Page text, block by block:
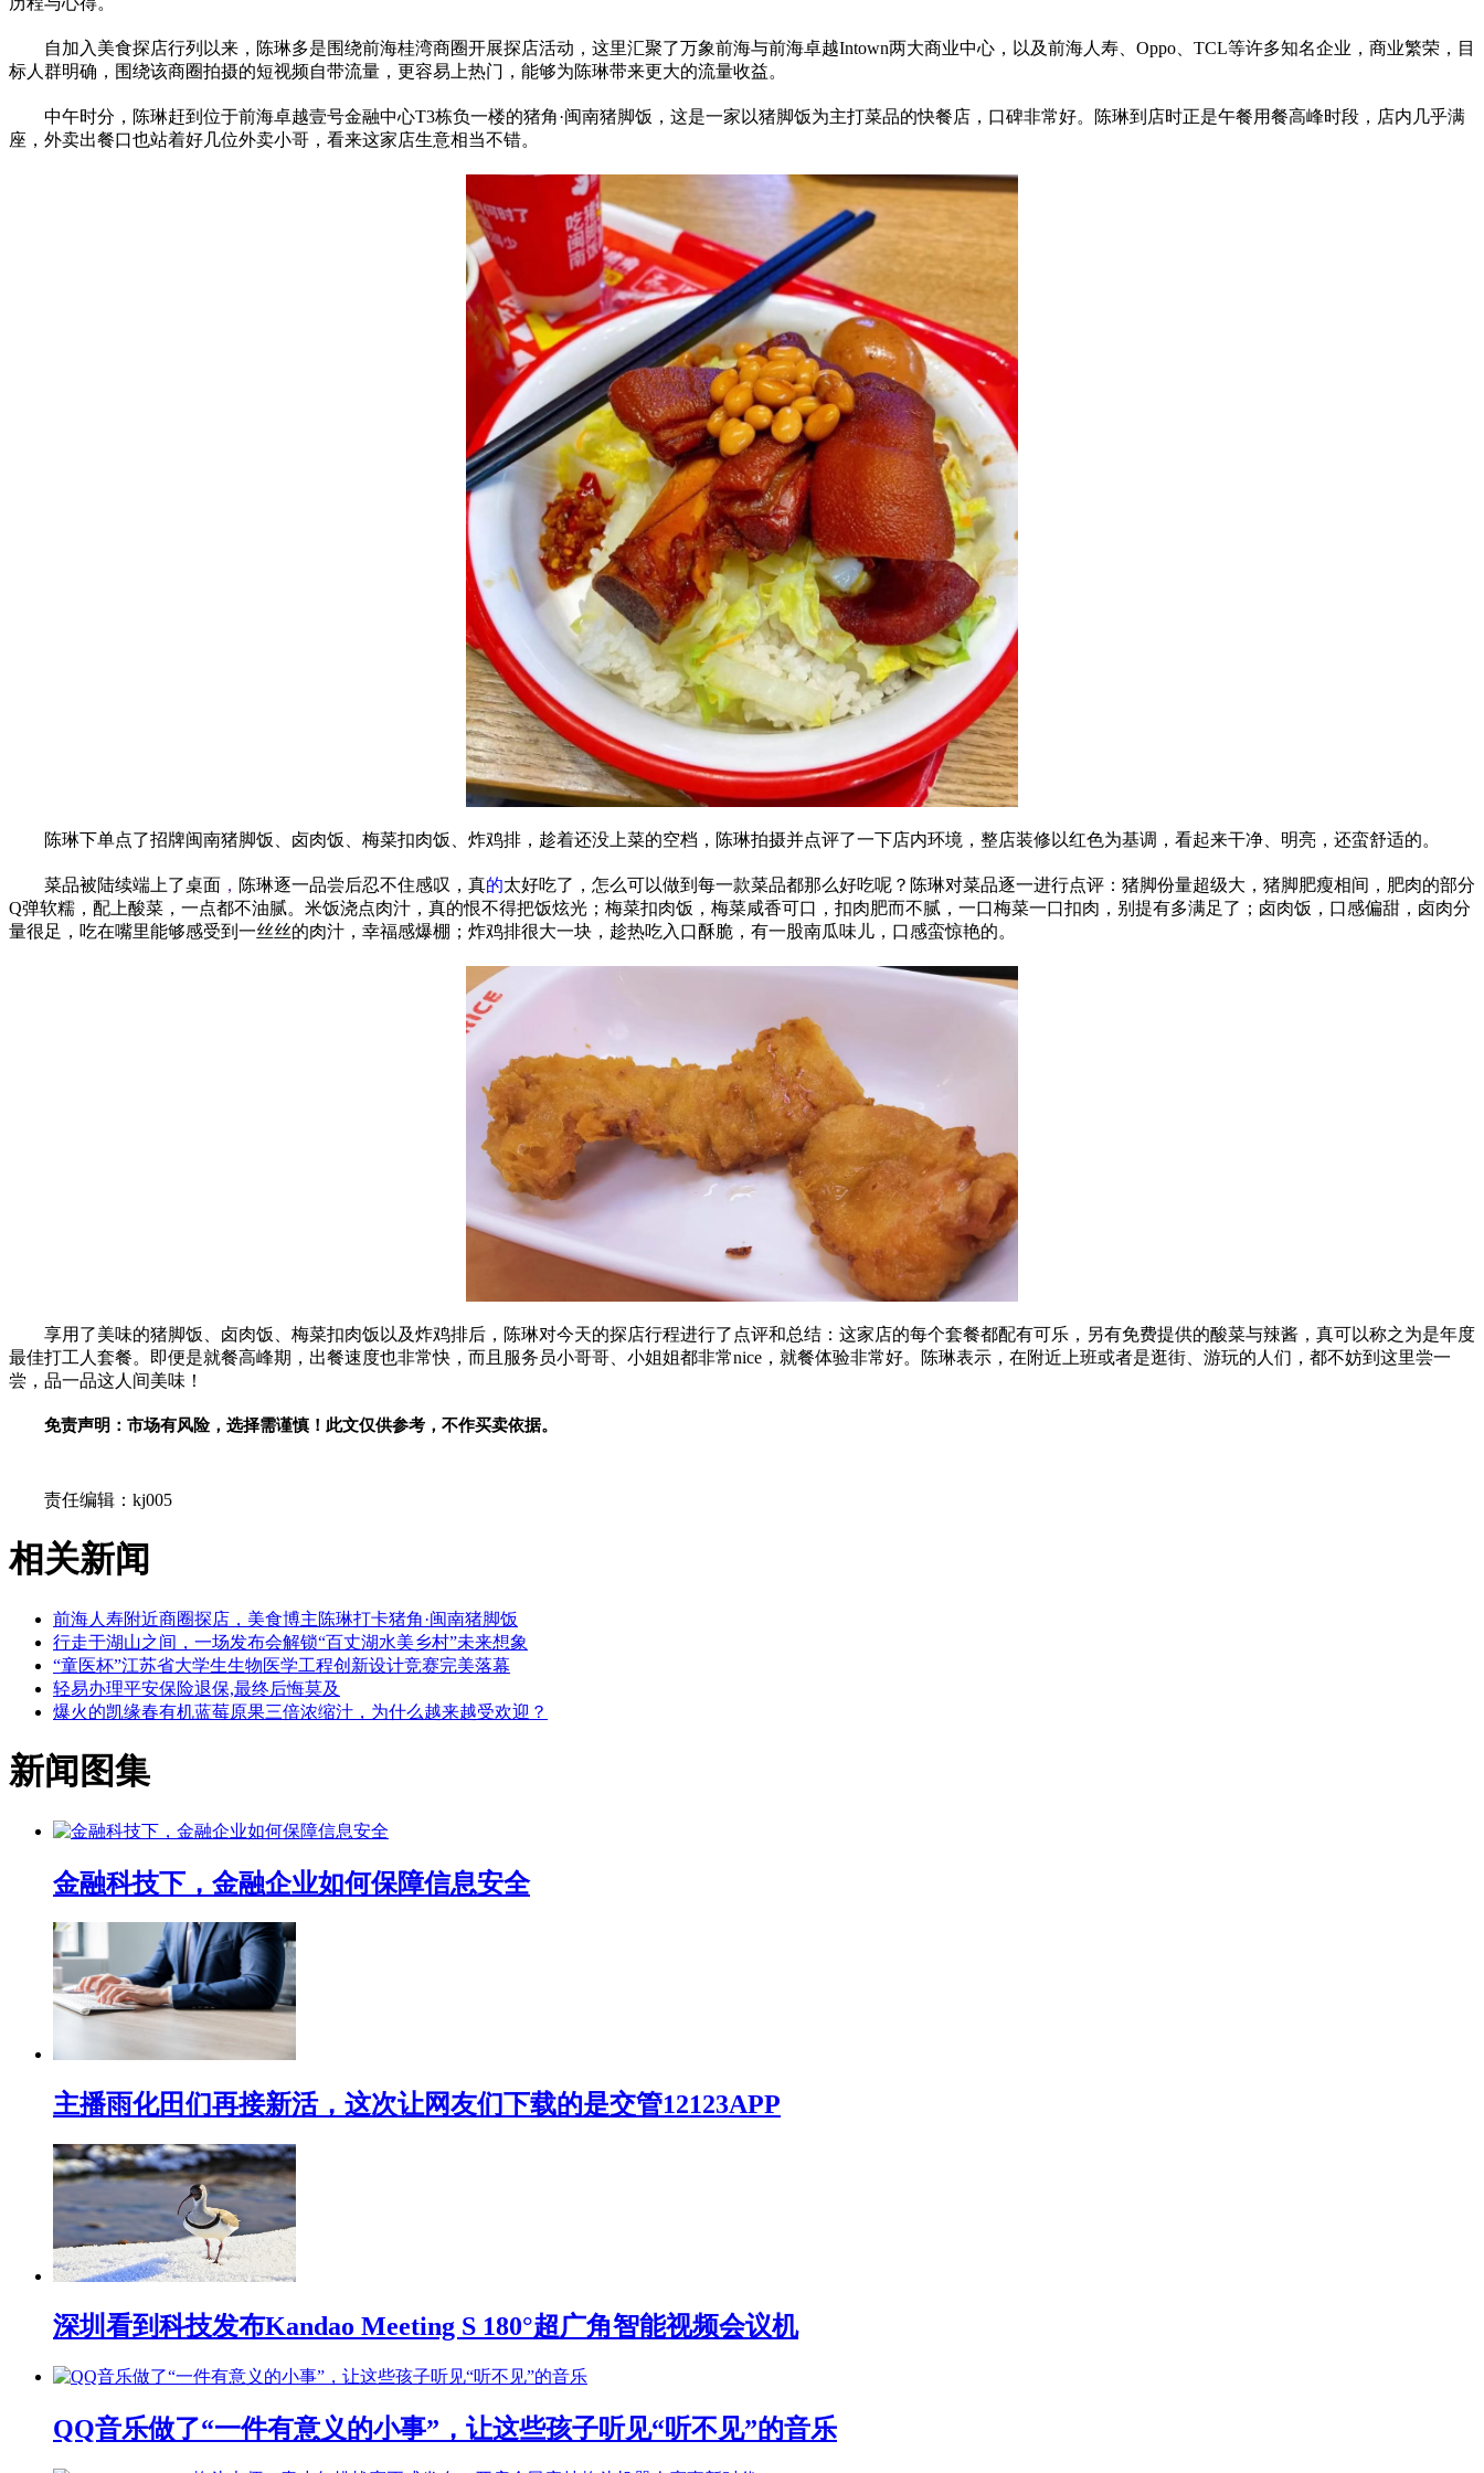
自加入美食探店行列以来，陈琳多是围绕前海桂湾商圈开展探店活动，这里汇聚了万象前海与前海卓越Intown两大商业中心，以及前海人寿、Oppo、TCL等许多知名企业，商业繁荣，目
标人群明确，围绕该商圈拍摄的短视频自带流量，更容易上热门，能够为陈琳带来更大的流量收益。
中午时分，陈琳赶到位于前海卓越壹号金融中心T3栋负一楼的猪角·闽南猪脚饭，这是一家以猪脚饭为主打菜品的快餐店，口碑非常好。陈琳到店时正是午餐用餐高峰时段，店内几乎满
座，外卖出餐口也站着好几位外卖小哥，看来这家店生意相当不错。
陈琳下单点了招牌闽南猪脚饭、卤肉饭、梅菜扣肉饭、炸鸡排，趁着还没上菜的空档，陈琳拍摄并点评了一下店内环境，整店装修以红色为基调，看起来干净、明亮，还蛮舒适的。
菜品被陆续端上了桌面 ， 陈琳逐一品尝后忍不住感叹，真的太好吃了，怎么可以做到每一款菜品都那么好吃呢？陈琳对菜品逐一进行点评：猪脚份量超级大，猪脚肥瘦相间，肥肉的部分
Q弹软糯，配上酸菜，一点都不油腻。米饭浇点肉汁，真的恨不得把饭炫光；梅菜扣肉饭，梅菜咸香可口，扣肉肥而不腻，一口梅菜一口扣肉，别提有多满足了；卤肉饭，口感偏甜，卤肉分
量很足，吃在嘴里能够感受到一丝丝的肉汁，幸福感爆棚；炸鸡排很大一块，趁热吃入口酥脆，有一股南瓜味儿，口感蛮惊艳的。
享用了美味的猪脚饭、卤肉饭、梅菜扣肉饭以及炸鸡排后，陈琳对今天的探店行程进行了点评和总结：这家店的每个套餐都配有可乐，另有免费提供的酸菜与辣酱，真可以称之为是年度
最佳打工人套餐。即便是就餐高峰期，出餐速度也非常快，而且服务员小哥哥、小姐姐都非常nice，就餐体验非常好。陈琳表示，在附近上班或者是逛街、游玩的人们，都不妨到这里尝一
尝，品一品这人间美味！
免责声明：市场有风险，选择需谨慎！此文仅供参考，不作买卖依据。
责任编辑：kj005
相关新闻
前海人寿附近商圈探店，美食博主陈琳打卡猪角·闽南猪脚饭
行走于湖山之间，一场发布会解锁“百丈湖水美乡村”未来想象
“童医杯”江苏省大学生生物医学工程创新设计竞赛完美落幕
轻易办理平安保险退保,最终后悔莫及
爆火的凯缘春有机蓝莓原果三倍浓缩汁，为什么越来越受欢迎？
新闻图集
金融科技下，金融企业如何保障信息安全
主播雨化田们再接新活，这次让网友们下载的是交管12123APP
深圳看到科技发布Kandao Meeting S 180°超广角智能视频会议机
QQ音乐做了“一件有意义的小事”，让这些孩子听见“听不见”的音乐